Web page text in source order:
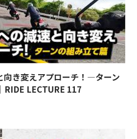
向き変えアプローチ！―ターン
LECTURE 117